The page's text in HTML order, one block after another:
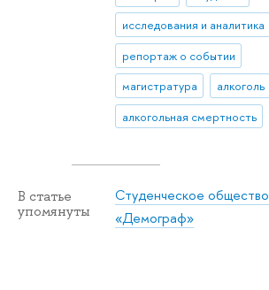
исследования и аналитика
репортаж о событии
магистратура
алкоголь
алкогольная смертность
В статье
упомянуты
Студенческое общество
«Демограф»